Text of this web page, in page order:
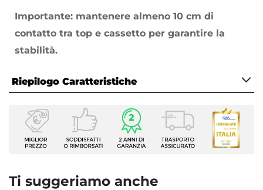
Importante: mantenere almeno 10 cm di
contatto tra top e cassetto per garantire la
stabilità.
donando brio e vivacità all’ambiente!
Scegli la tua combinazione di colori e abbina la
sedia per completare la tua postazione da studio
o lavoro.
Riepilogo Caratteristiche
Caratteristiche
Tipologia
Scrivania
Ti suggeriamo anche